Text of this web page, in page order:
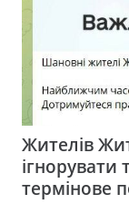
Жителів
термінове